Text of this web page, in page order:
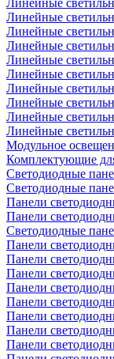
Линейные
Линейные
Линейные
Линейные
Линейные
Линейные
Линейные
Линейные
Линейные
Линейные
Модульное
Комплектующие
Светодиодные
Светодиодные
Панели
Панели
Светодиодные
Панели
Панели
Панели
Панели
Панели
Панели
Панели
Панели